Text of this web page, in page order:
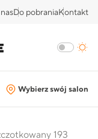
Do pobraniaKontakt
Wybierz swój salon
193